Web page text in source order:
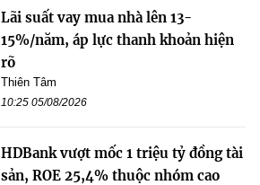
Lãi suất vay mua nhà lên 13-
15%/năm, áp lực thanh khoản hiện
rõ
Thiên Tâm
10:25 05/08/2026
HDBank vượt mốc 1 triệu tỷ đồng tài
sản, ROE 25,4% thuộc nhóm cao